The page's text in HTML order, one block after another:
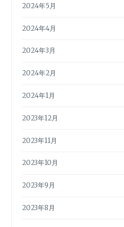
2024年5月
2024年4月
2024年3月
2024年2月
2024年1月
2023年12月
2023年11月
2023年10月
2023年9月
2023年8月